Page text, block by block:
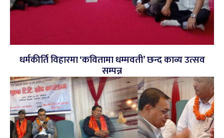
धर्मकीर्ति विहारमा ‘कवितामा धम्मवती’ छन्द काव्य उत्सव
सम्पन्न